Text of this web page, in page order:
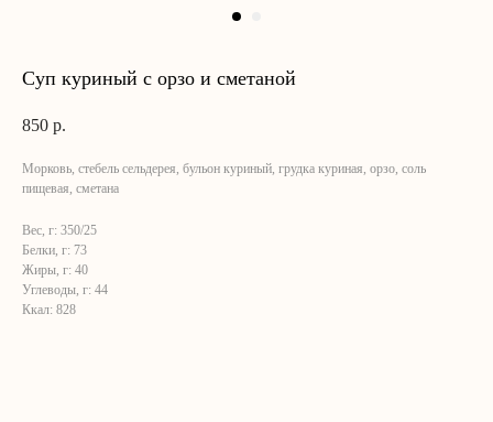
Суп куриный с орзо и сметаной
850 р.
Морковь, стебель сельдерея, бульон куриный, грудка куриная, орзо, соль
пищевая, сметана
Вес, г: 350/25
Белки, г: 73
Жиры, г: 40
Углеводы, г: 44
Ккал: 828